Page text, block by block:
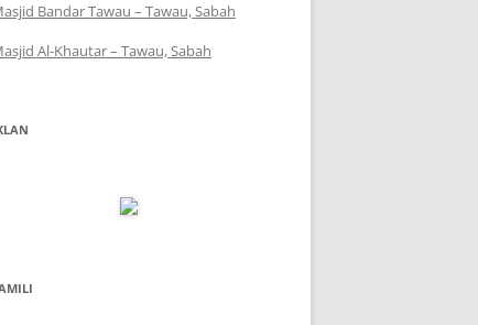
Bandar Tawau – Tawau, Sabah
Al-Khautar – Tawau, Sabah